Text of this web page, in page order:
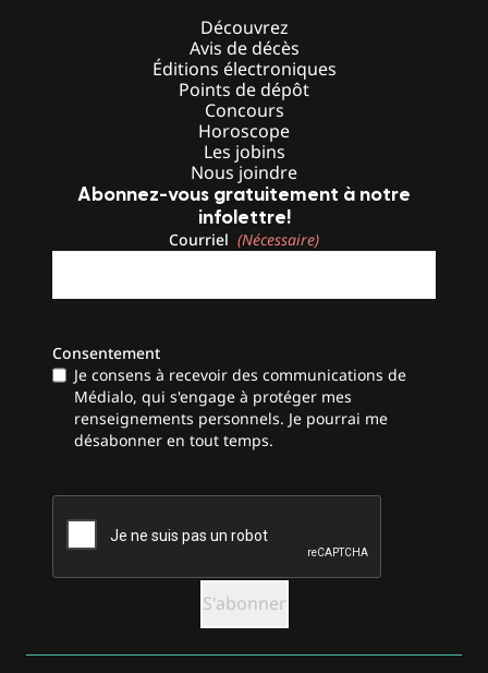
Découvrez
Avis de décès
Éditions électroniques
Points de dépôt
Concours
Horoscope
Les jobins
Nous joindre
Abonnez-vous gratuitement à notre
infolettre!
Courriel (Nécessaire)
Consentement
Je consens à recevoir des communications de
Médialo, qui s'engage à protéger mes
renseignements personnels. Je pourrai me
désabonner en tout temps.
CAPTCHA